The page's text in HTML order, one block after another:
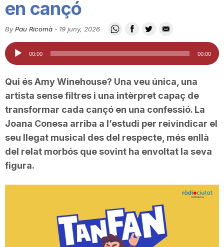
i
u
a
t
d
en cançó
By Pau Ricomà - 19 juny, 2026
Reproductor
d'àudio
00:00 00:00
Qui és Amy Winehouse? Una veu única, una
artista sense filtres i una intèrpret capaç de
transformar cada cançó en una confessió. La
Joana Conesa arriba a l’estudi per reivindicar el
seu llegat musical des del respecte, més enllà
del relat morbós que sovint ha envoltat la seva
figura.